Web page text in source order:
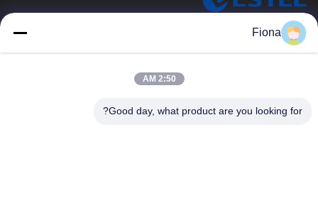
ESTEL (GUANGDONG) TECHNOLOGY CO., LTD.
خونه
جدید
Fiona
2:50 AM
Good day, what product are you looking for?